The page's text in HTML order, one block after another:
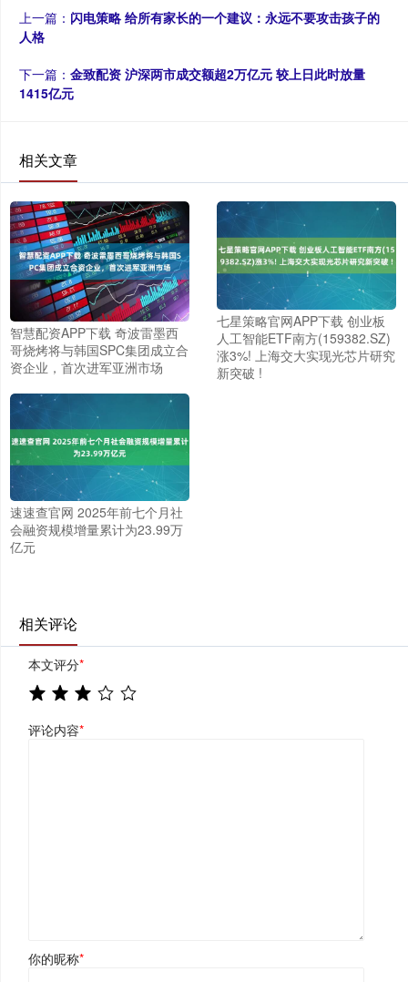
上一篇： 闪电策略 给所有家长的一个建议：永远不要攻击孩子的
人格
下一篇： 金致配资 沪深两市成交额超2万亿元 较上日此时放量
1415亿元
相关文章
智慧配资APP下载 奇波雷墨西
哥烧烤将与韩国SPC集团成立合
资企业，首次进军亚洲市场
七星策略官网APP下载 创业板
人工智能ETF南方(159382.SZ)
涨3%! 上海交大实现光芯片研究
新突破 !
速速查官网 2025年前七个月社
会融资规模增量累计为23.99万
亿元
相关评论
本文评分*
评论内容*
你的昵称*